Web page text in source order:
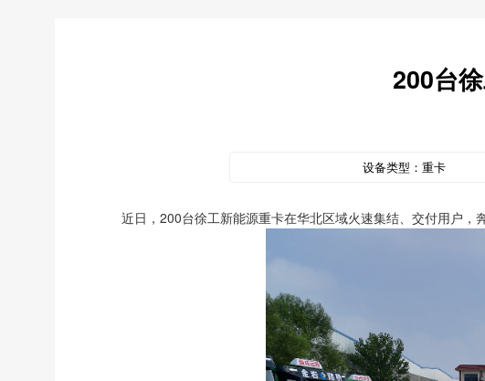
200台
设备类型：重卡
近日，200台徐工新能源重卡在华北区域火速集结、交付用户，